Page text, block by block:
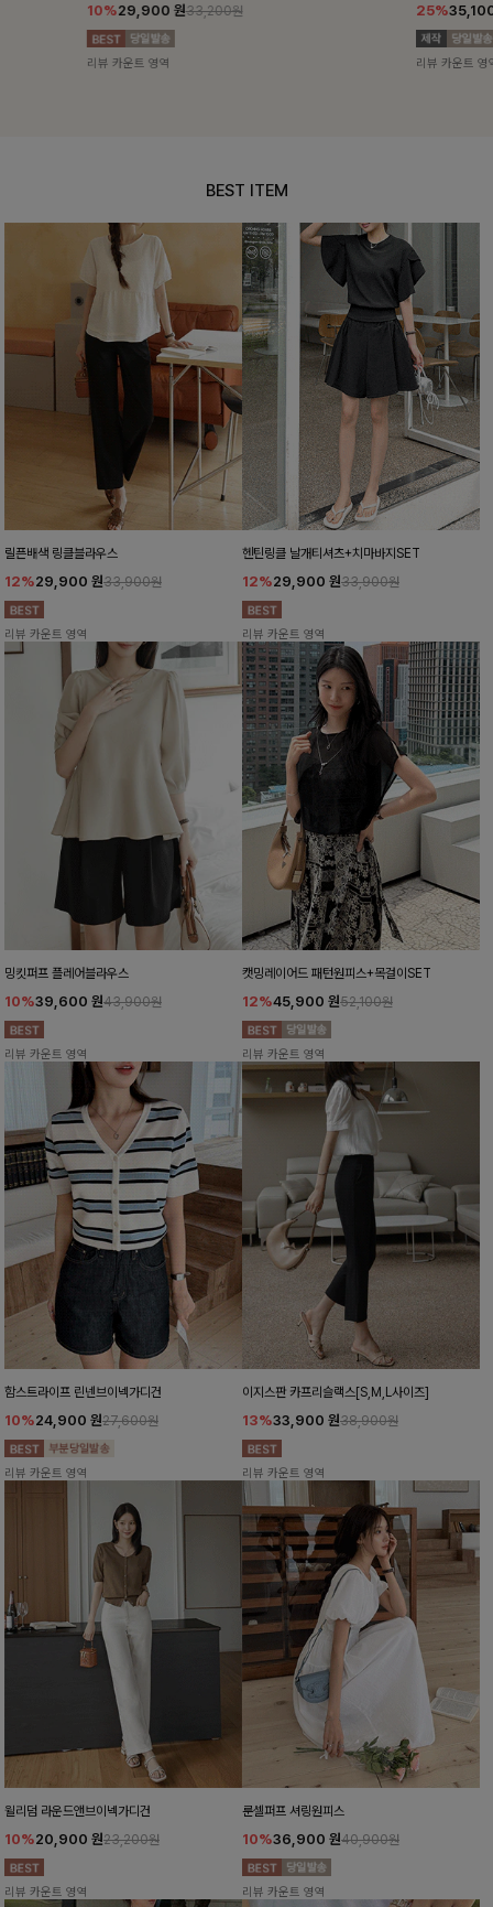
25%35,100 원46,800원
리뷰 카운트 영역
10%
리뷰 카운트 영
BEST ITEM
릴픈배색 링클블라우스
12%29,900 원33,900원
리뷰 카운트 영역
헨틴링클 날개티셔츠+치마바지SET
12%29,900 원33,900원
리뷰 카운트 영역
밍킷퍼프 플레어블라우스
10%39,600 원43,900원
리뷰 카운트 영역
캣밍레이어드 패턴원피스+목걸이SET
12%45,900 원52,100원
리뷰 카운트 영역
함스트라이프 린넨브이넥가디건
10%24,900 원27,600원
리뷰 카운트 영역
이지스판 카프리슬랙스[S,M,L사이즈]
13%33,900 원38,900원
리뷰 카운트 영역
윌리덤 라운드앤브이넥가디건
10%20,900 원23,200원
리뷰 카운트 영역
룬셀퍼프 셔링원피스
10%36,900 원40,900원
리뷰 카운트 영역